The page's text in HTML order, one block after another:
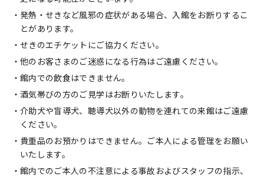
発熱・せきなど風邪の症状がある場合、入館をお断りするこ
とがあります。
せきのエチケットにご協力ください。
他のお客さまのご迷惑になる行為はご遠慮ください。
館内での飲食はできません。
酒気帯びの方のご見学はお断りいたします。
介助犬や盲導犬、聴導犬以外の動物を連れての来館はご遠慮
ください。
貴重品のお預かりはできません。ご本人による管理をお願い
いたします。
館内でのご本人の不注意による事故およびスタッフの指示、